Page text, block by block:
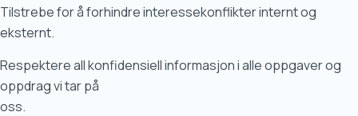
Tilstrebe for å forhindre interessekonflikter internt og
eksternt.
Respektere all konfidensiell informasjon i alle oppgaver og
oppdrag vi tar på
oss.